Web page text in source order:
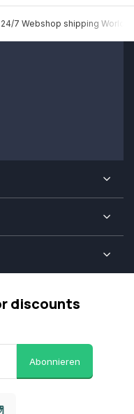
24/7 Webshop shipping
discounts
Abonnieren